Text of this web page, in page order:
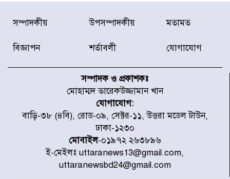
দেশে ভারি বৃষ্টির সতর্কবার্তা, ১০
জেলায় বন্যার পূর্বাভাস
স্থাপনের উদ্যোগ চান মিয়া ব্যাপারীর
৭ জেলায় ঝোড়ো হাওয়াসহ বজ্রবৃষ্টির
শঙ্কা
বগুড়া ও সিলেটে সড়ক দুর্ঘটনায় নিহত
১৫
সম্পাদকীয় উপসম্পাদকীয় মতামত
বিজ্ঞাপন শর্তাবলী যোগাযোগ
সম্পাদক ও প্রকাশকঃ
মোহাম্মদ তারেকউজ্জামান খান
যোগাযোগ:
বাড়ি-৩৮ (৪বি), রোড-০৯, সেক্টর-১১, উত্তরা মডেল টাউন,
ঢাকা-১২৩০
মোবাইল-০১৯৭২ ২৬৩৮৯৬
ই-মেইলঃ uttaranews13@gmail.com,
uttaranewsbd24@gmail.com